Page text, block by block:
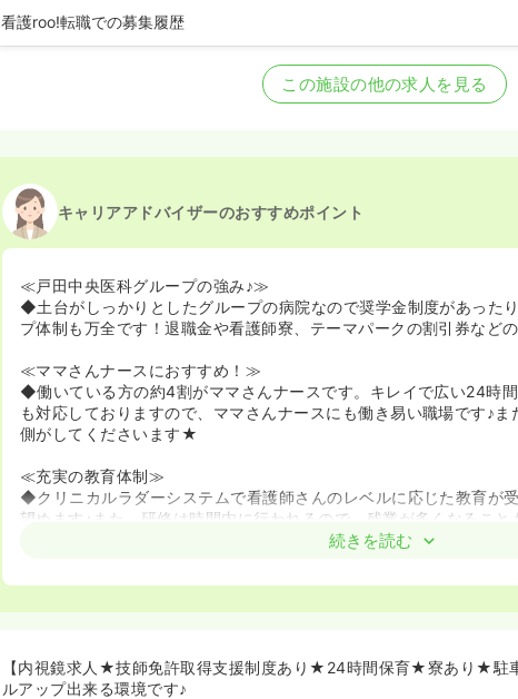
看護roo!転職での募集履歴
この施設の他の求人を見る
キャリアアドバイザーのおすすめポイント
≪戸田中央医科グループの強み♪≫
◆土台がしっかりとしたグループの病院なので奨学金制度があった
プ体制も万全です！退職金や看護師寮、テーマパークの割引券など
≪ママさんナースにおすすめ！≫
◆働いている方の約4割がママさんナースです。キレイで広い24時
も対応しておりますので、ママさんナースにも働き易い職場です♪
側がしてくださいます★
≪充実の教育体制≫
◆クリニカルラダーシステムで看護師さんのレベルに応じた教育が
望めます♪また、研修は時間内に行われるので、残業が多くなること
◆日勤常勤や非常勤、また夜勤常勤などその人の希望にあわせた勤
とができます♪
続きを読む
【内視鏡求人★技師免許取得支援制度あり★24時間保育★寮あり★駐
ルアップ出来る環境です♪